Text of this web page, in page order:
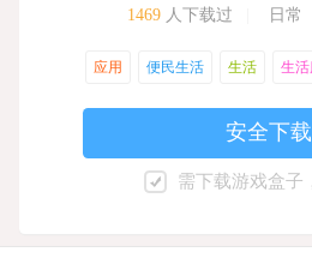
1469人下载过 日常
应用 便民生活 生活 生活
安全下载
需下载游戏盒子